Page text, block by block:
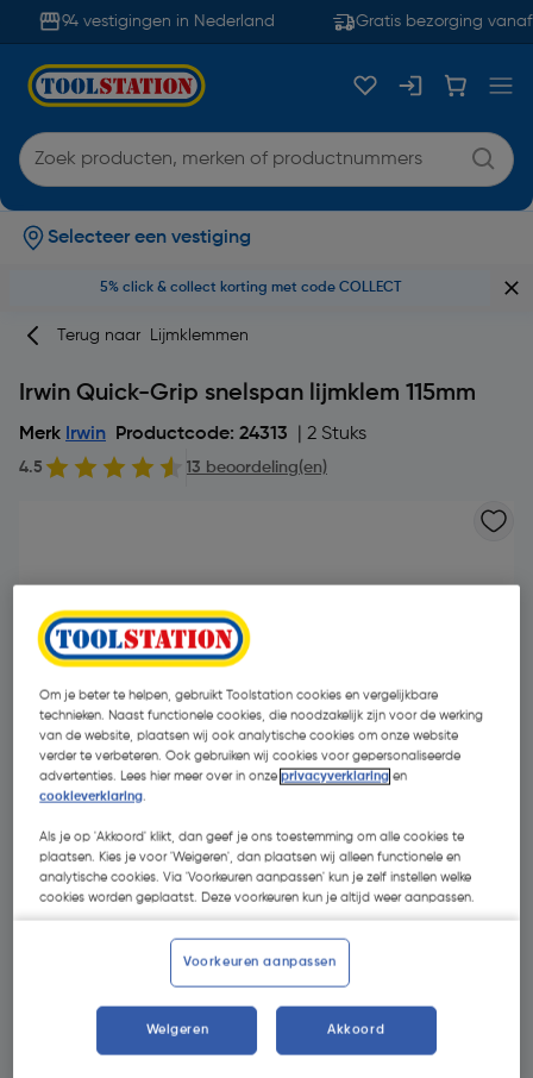
94 vestigingen in Nederland Gratis bezorging vanaf
Selecteer een vestiging
5% click & collect korting met code COLLECT
Terug naar Lijmklemmen
Irwin Quick-Grip snelspan lijmklem 115mm
Merk Irwin Productcode: 24313 | 2 Stuks
4.5 13 beoordeling(en)
€ 13,45| Excl. btw € 11,12
minuten op
Selecteer vestiging
Om je beter te helpen, gebruikt Toolstation cookies en vergelijkbare
technieken. Naast functionele cookies, die noodzakelijk zijn voor de werking
van de website, plaatsen wij ook analytische cookies om onze website
verder te verbeteren. Ook gebruiken wij cookies voor gepersonaliseerde
advertenties. Lees hier meer over in onzeprivacyverklaring en
cookieverklaring.
Als je op 'Akkoord' klikt, dan geef je ons toestemming om alle cookies te
plaatsen. Kies je voor 'Weigeren', dan plaatsen wij alleen functionele en
analytische cookies. Via 'Voorkeuren aanpassen' kun je zelf instellen welke
cookies worden geplaatst. Deze voorkeuren kun je altijd weer aanpassen.
Voorkeuren aanpassen
Weigeren Akkoord